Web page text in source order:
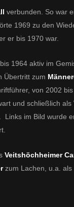
verbunden. So war
1969 zu den
er bis 1970 war.
1964 aktiv im
Übertritt zum
von 2002
und schließlich
Links im Bild wurde
Veitshöchheimer
zum Lachen, u.a. als